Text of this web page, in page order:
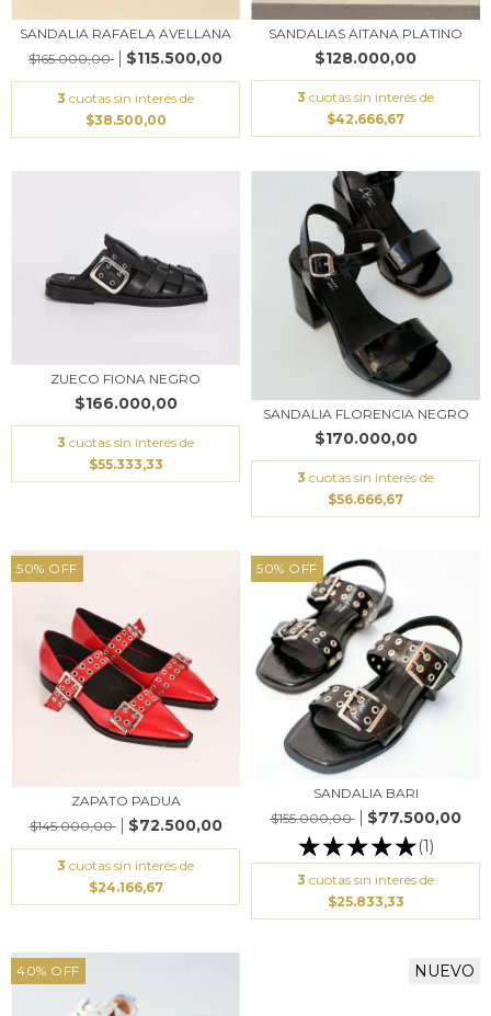
SANDALIA RAFAELA AVELLANA
$165.000,00
$115.500,00
3 cuotas sin interés de
$38.500,00
SANDALIAS AITANA PLATINO
$128.000,00
3 cuotas sin interés de
$42.666,67
ZUECO FIONA NEGRO
$166.000,00
3 cuotas sin interés de
$55.333,33
SANDALIA FLORENCIA NEGRO
$170.000,00
3 cuotas sin interés de
$56.666,67
50% OFF
ZAPATO PADUA
$145.000,00
$72.500,00
3 cuotas sin interés de
$24.166,67
50% OFF
SANDALIA BARI
$155.000,00
$77.500,00
(1)
3 cuotas sin interés de
$25.833,33
40% OFF NUEVO